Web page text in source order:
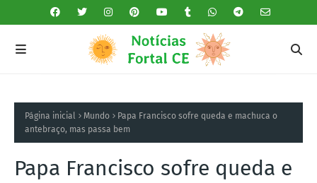
Página inicial Mundo
Papa Francisco sofre queda e machuca o
antebraço, mas passa bem
Papa Francisco sofre queda e